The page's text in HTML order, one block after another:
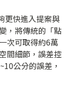
更快進入提案與
，將傳統的「點
次可取得約6萬
間細節，誤差控
公分的誤差，